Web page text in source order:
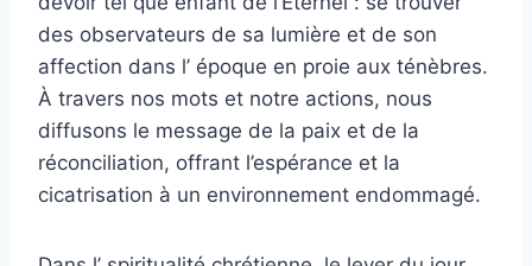
des observateurs de sa lumière et de son
affection dans l’ époque en proie aux ténèbres.
À travers nos mots et notre actions, nous
diffusons le message de la paix et de la
réconciliation, offrant l’espérance et la
cicatrisation à un environnement endommagé.